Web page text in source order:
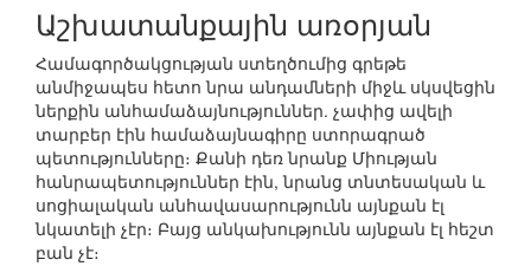
Աշխատանքային առօրյան
Համագործակցության ստեղծումից գրեթե
անմիջապես հետո նրա անդամների միջև սկսվեցին
ներքին անհամաձայնություններ. չափից ավելի
տարբեր էին համաձայնագիրը ստորագրած
պետությունները։ Քանի դեռ նրանք Միության
հանրապետություններ էին, նրանց տնտեսական և
սոցիալական անհավասարությունն այնքան էլ
նկատելի չէր։ Բայց անկախությունն այնքան էլ հեշտ
բան չէ։